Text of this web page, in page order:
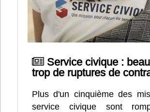
Abo Lettrasso
Désabo Lettrasso
Nous contacter
Service civique :
trop de ruptures de
Plus d'un cinquième des
service civique sont